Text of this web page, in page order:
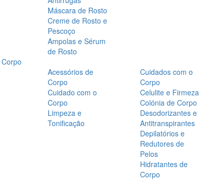
Máscara de Rosto
Creme de Rosto e
Pescoço
Ampolas e Sérum
de Rosto
Corpo
Acessórios de
Corpo
Cuidado com o
Corpo
Limpeza e
Tonificação
Cuidados com o
Corpo
Celulite e Firmeza
Colónia de Corpo
Desodorizantes e
Antitranspirantes
Depilatórios e
Redutores de
Pelos
Hidratantes de
Corpo